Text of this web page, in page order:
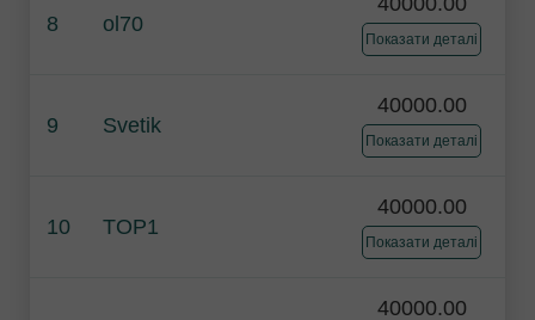
8 ol70
Показати деталі
9 Svetik
40000.00
Показати деталі
10 TOP1
40000.00
Показати деталі
40000.00